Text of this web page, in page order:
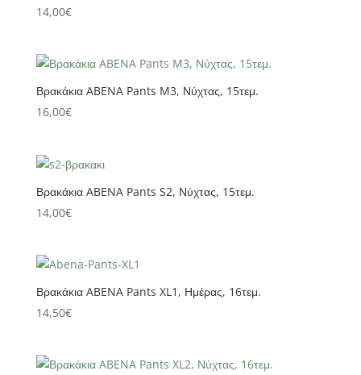
14,00€
Βρακάκια ABENA Pants M3, Νύχτας, 15τεμ.
16,00€
Βρακάκια ABENA Pants S2, Νύχτας, 15τεμ.
14,00€
Βρακάκια ABENA Pants XL1, Ημέρας, 16τεμ.
14,50€